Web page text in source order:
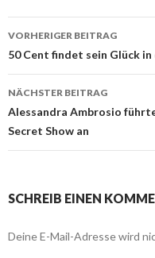
VORHERIGER BEITRAG
50 Cent findet sein Glück
NÄCHSTER BEITRAG
Alessandra Ambrosio
Secret Show an
SCHREIB EINEN
Deine E-Mail-Adresse wird